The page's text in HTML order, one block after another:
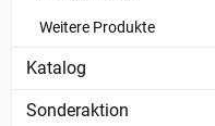
Weitere Produkte
Katalog
Sonderaktion